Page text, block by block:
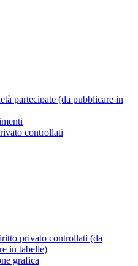
partecipate (da pubblicare in
controllati
privato controllati (da
in tabelle)
grafica